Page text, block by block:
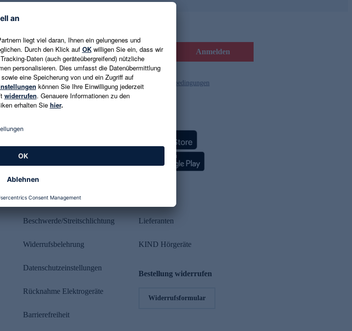
in
E-Mail-Adresse eingeben Anmelden
Es gelten die Datenschutzrichtlinien und die Gutscheinbedingungen
Rechtliches
Beschwerde/Streitschlichtung
Widerrufsbelehrung
Datenschutzeinstellungen
Rücknahme Elektrogeräte
Barrierefreiheit
Lieferanten
KIND Hörgeräte
Bestellung widerrufen
Widerrufsformular